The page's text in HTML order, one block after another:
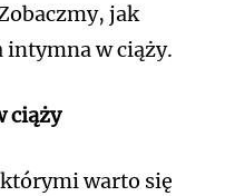
jak
intymna w ciąży.
ciąży
warto się